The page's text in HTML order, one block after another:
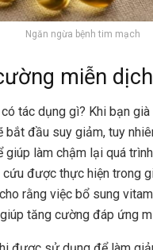
Ngăn ngừa bệnh tim mạch
miễn dịch
tác dụng gì? Khi bạn
bắt đầu suy giảm, tuy
giúp làm chậm lại quá
cứu được thực hiện trong
rằng việc bổ sung
tăng cường đáp ứng